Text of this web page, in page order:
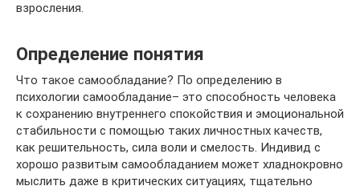
взросления.
Определение понятия
Что такое самообладание? По определению в
психологии самообладание– это способность человека
к сохранению внутреннего спокойствия и эмоциональной
стабильности с помощью таких личностных качеств,
как решительность, сила воли и смелость. Индивид с
хорошо развитым самообладанием может хладнокровно
мыслить даже в критических ситуациях, тщательно